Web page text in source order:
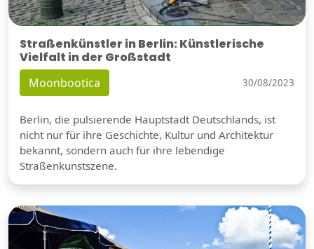
Straßenkünstler in Berlin: Künstlerische
Vielfalt in der Großstadt
Moonbootica 30/08/2023
Berlin, die pulsierende Hauptstadt Deutschlands, ist
nicht nur für ihre Geschichte, Kultur und Architektur
bekannt, sondern auch für ihre lebendige
Straßenkunstszene.